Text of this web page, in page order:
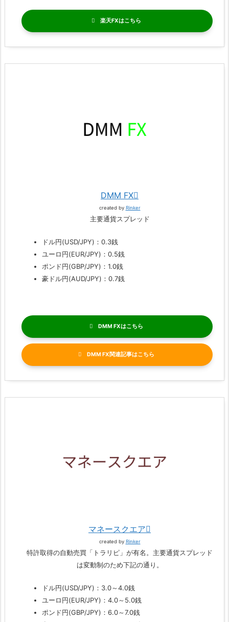
楽天FX
DMM FX
created by Rinker
主要通貨スプレッド
ドル円(USD/JPY)：0.3銭
ユーロ円(EUR/JPY)：0.5銭
ポンド円(GBP/JPY)：1.0銭
豪ドル円(AUD/JPY)：0.7銭
DMM FX
DMM FX関連記事
マネースクエア
created by Rinker
特許取得の自動売買「トラリピ」が有名。主要通貨スプレッド
は変動制のため下記の通り。
ドル円(USD/JPY)：3.0～4.0銭
ユーロ円(EUR/JPY)：4.0～5.0銭
ポンド円(GBP/JPY)：6.0～7.0銭